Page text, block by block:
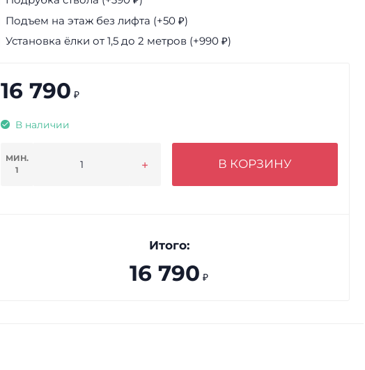
Подъем на этаж без лифта (+50 ₽)
Установка ёлки от 1,5 до 2 метров (+990 ₽)
16 790 ₽
В наличии
МИН.
1
В КОРЗИНУ
Итого:
16 790 ₽